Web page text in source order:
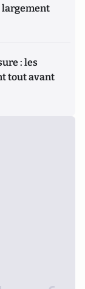
largement
: les
tout avant